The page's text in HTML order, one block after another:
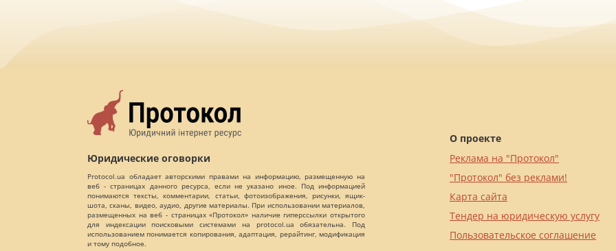
Юридические оговорки
Protocol.ua обладает авторскими правами на информацию, размещенную на
веб - страницах данного ресурса, если не указано иное. Под информацией
понимаются тексты, комментарии, статьи, фотоизображения, рисунки, ящик-
шота, сканы, видео, аудио, другие материалы. При использовании материалов,
размещенных на веб - страницах «Протокол» наличие гиперссылки открытого
для индексации поисковыми системами на protocol.ua обязательна. Под
использованием понимается копирования, адаптация, рерайтинг, модификация
и тому подобное.
О проекте
Реклама на "Протокол"
"Протокол" без реклами!
Карта сайта
Тендер на юридическую услугу
Пользовательское соглашение